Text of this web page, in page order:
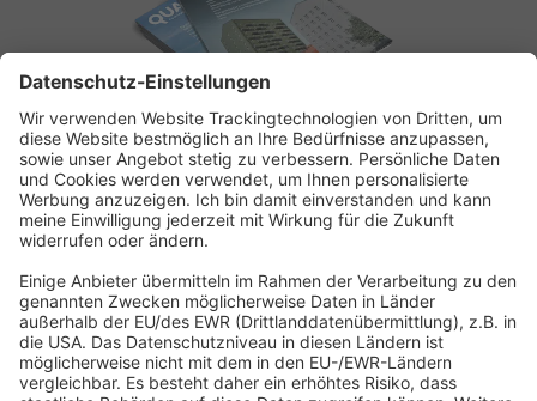
ABONNEMENT ANFORDERN
Kostenloses Probeheft anfordern